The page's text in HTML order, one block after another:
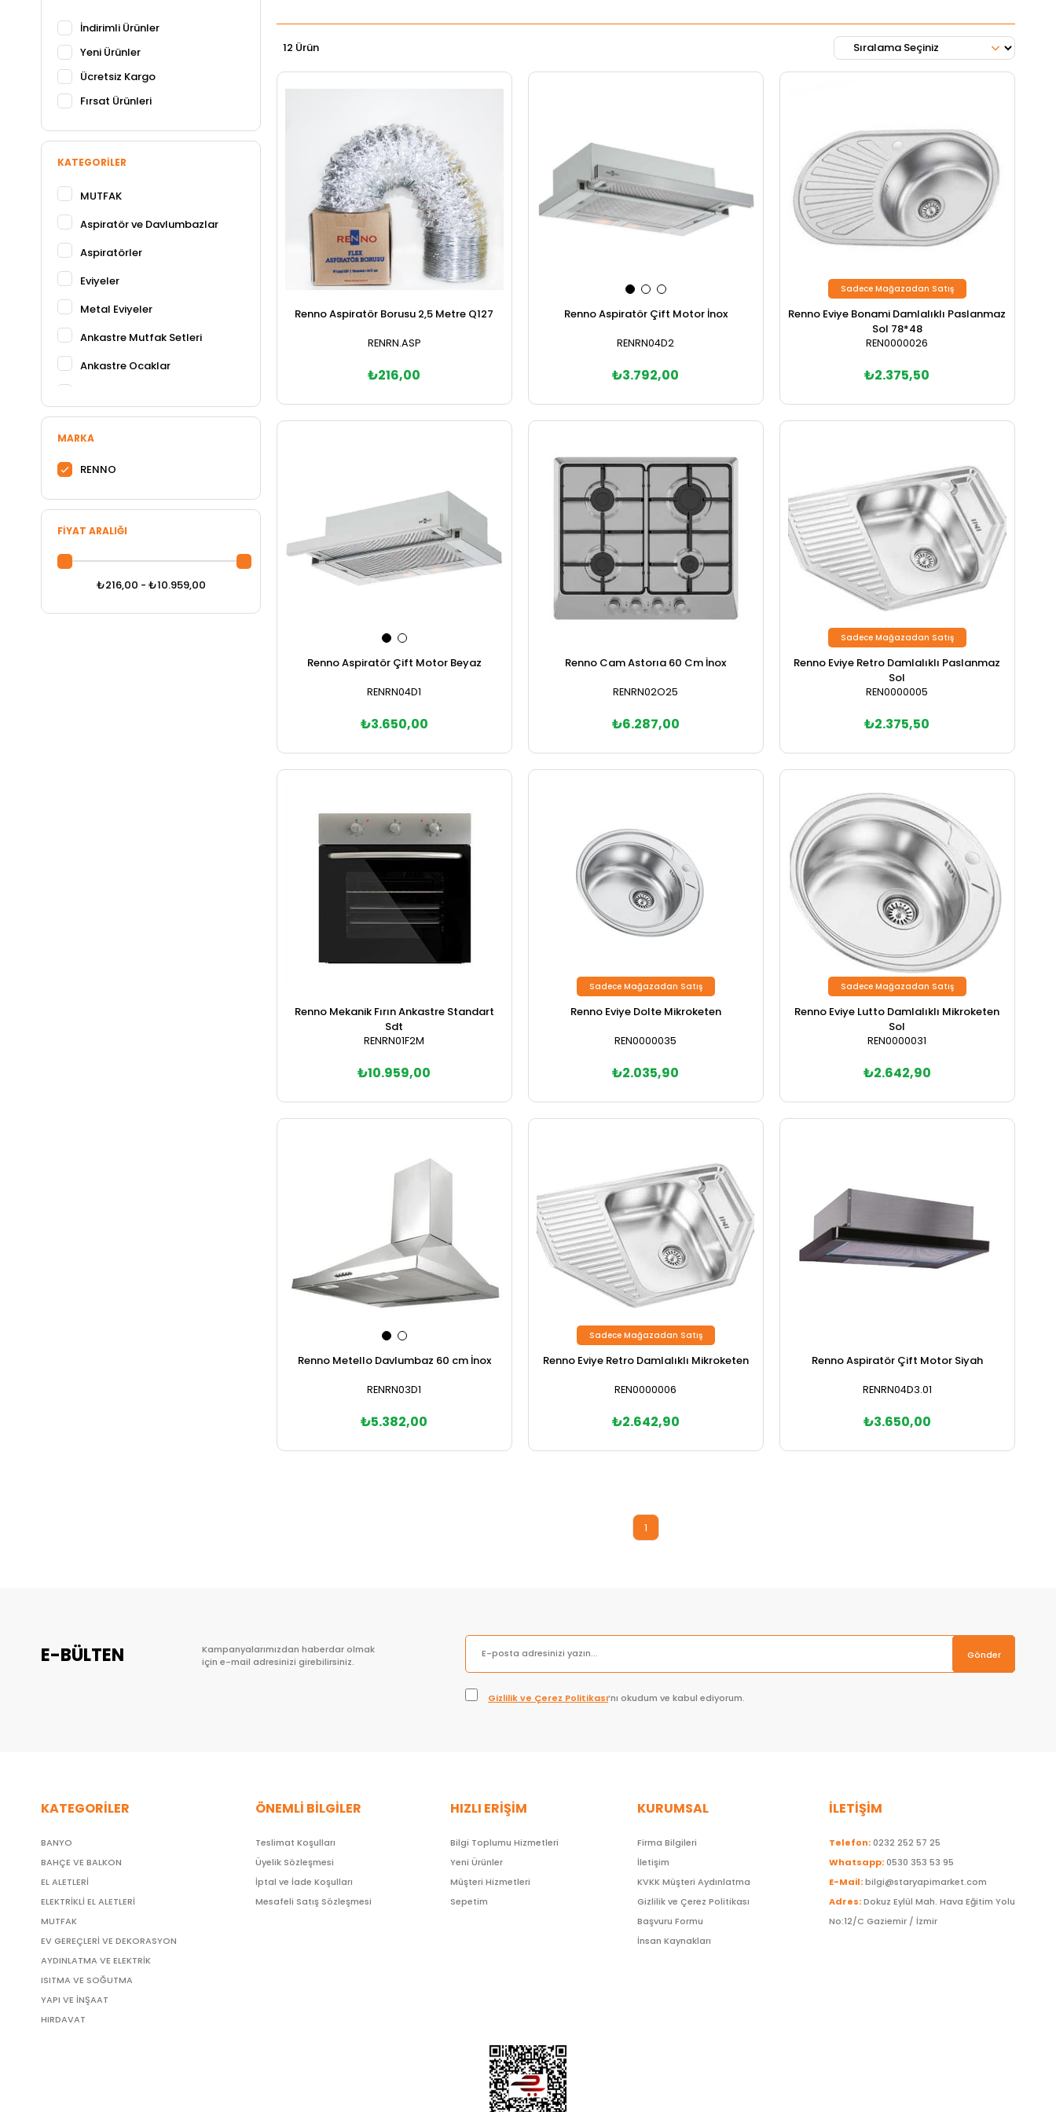
İndirimli Ürünler
Yeni Ürünler
Ücretsiz Kargo
Fırsat Ürünleri
KATEGORILER
MUTFAK
Aspiratör ve Davlumbazlar
Aspiratörler
Eviyeler
Metal Eviyeler
Ankastre Mutfak Setleri
Ankastre Ocaklar
Ankastre Davlumbazlar
MARKA
RENNO
FIYAT ARALIĞI
₺216,00 - ₺10.959,00
12 Ürün
Renno Aspiratör Borusu 2,5 Metre Q127
RENRN.ASP
₺216,00
Sepete Ekle
Renno Aspiratör Çift Motor İnox
RENRN04D2
₺3.792,00
Sepete Ekle
Renno Eviye Bonami Damlalıklı Paslanmaz
Sol 78*48
REN0000026
₺2.375,50
Sadece Mağazadan Satış
Renno Aspiratör Çift Motor Beyaz
RENRN04D1
₺3.650,00
Sepete Ekle
Renno Cam Astorıa 60 Cm İnox
RENRN02O25
₺6.287,00
Sepete Ekle
Renno Eviye Retro Damlalıklı Paslanmaz
Sol
REN0000005
₺2.375,50
Sadece Mağazadan Satış
Renno Mekanik Fırın Ankastre Standart
Sdt
RENRN01F2M
₺10.959,00
Sepete Ekle
Renno Eviye Dolte Mikroketen
REN0000035
₺2.035,90
Sadece Mağazadan Satış
Renno Eviye Lutto Damlalıklı Mikroketen
Sol
REN0000031
₺2.642,90
Sadece Mağazadan Satış
Renno Metello Davlumbaz 60 cm İnox
RENRN03D1
₺5.382,00
Renno Eviye Retro Damlalıklı Mikroketen
REN0000006
₺2.642,90
Sadece Mağazadan Satış
Renno Aspiratör Çift Motor Siyah
RENRN04D3.01
₺3.650,00
1
E-BÜLTEN
Kampanyalarımızdan haberdar olmak
için e-mail adresinizi girebilirsiniz.
Gönder
Gizlilik ve Çerez Politikası’nı okudum ve kabul ediyorum.
KATEGORİLER
BANYO
BAHÇE VE BALKON
EL ALETLERİ
ELEKTRİKLİ EL ALETLERİ
MUTFAK
EV GEREÇLERİ VE DEKORASYON
AYDINLATMA VE ELEKTRİK
ISITMA VE SOĞUTMA
YAPI VE İNŞAAT
HIRDAVAT
ÖNEMLİ BİLGİLER
Teslimat Koşulları
Üyelik Sözleşmesi
İptal ve İade Koşulları
Mesafeli Satış Sözleşmesi
HIZLI ERİŞİM
Bilgi Toplumu Hizmetleri
Yeni Ürünler
Müşteri Hizmetleri
Sepetim
KURUMSAL
Firma Bilgileri
İletişim
KVKK Müşteri Aydınlatma
Gizlilik ve Çerez Politikası
Başvuru Formu
İnsan Kaynakları
İLETİŞİM
Telefon:0232 252 57 25
Whatsapp:0530 353 53 95
E-Mail:bilgi@staryapimarket.com
Adres:Dokuz Eylül Mah. Hava Eğitim Yolu
No:12/C Gaziemir / İzmir